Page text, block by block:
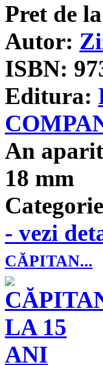
Pret de
Autor:
ISBN:
Editura:
An
18 mm
- vezi
CĂPITAN...